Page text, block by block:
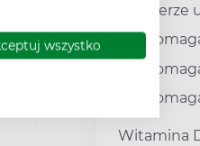
wszystko
bierze
Witamina